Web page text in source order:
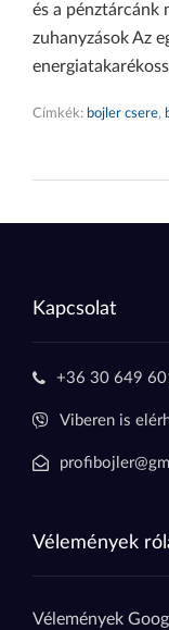
és a pénztárcánk
zuhanyzások Az
Címkék: bojler csere,
Kapcsolat
+36 30 649
Viberen is
Vélemények
Vélemények